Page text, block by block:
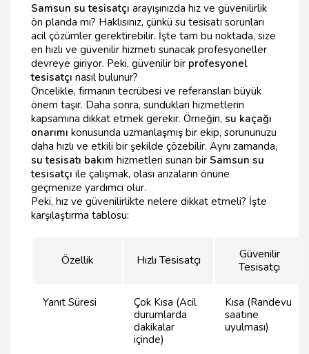
Samsun su tesisatçı arayışınızda hız ve güvenilirlik
ön planda mı? Haklısınız, çünkü su tesisatı sorunları
acil çözümler gerektirebilir. İşte tam bu noktada, size
en hızlı ve güvenilir hizmeti sunacak profesyoneller
devreye giriyor. Peki, güvenilir bir profesyonel
tesisatçı nasıl bulunur?
Öncelikle, firmanın tecrübesi ve referansları büyük
önem taşır. Daha sonra, sundukları hizmetlerin
kapsamına dikkat etmek gerekir. Örneğin, su kaçağı
onarımı konusunda uzmanlaşmış bir ekip, sorununuzu
daha hızlı ve etkili bir şekilde çözebilir. Aynı zamanda,
su tesisatı bakım hizmetleri sunan bir Samsun su
tesisatçı ile çalışmak, olası arızaların önüne
geçmenize yardımcı olur.
Peki, hız ve güvenilirlikte nelere dikkat etmeli? İşte
karşılaştırma tablosu:
Özellik Hızlı Tesisatçı
Güvenilir
Tesisatçı
Yanıt Süresi
Çok Kısa (Acil
durumlarda
dakikalar
içinde)
Kısa (Randevu
saatine
uyulması)